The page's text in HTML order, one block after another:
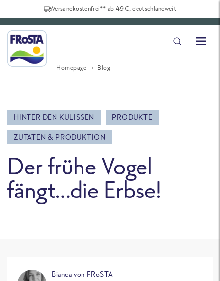
Versandkostenfrei** ab 49€, deutschlandweit
Homepage Blog
HINTER DEN KULISSEN PRODUKTE
ZUTATEN & PRODUKTION
Der frühe Vogel
fängt…die Erbse!
Bianca von FRoSTA